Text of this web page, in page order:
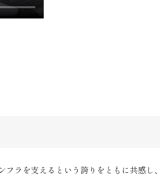
フラを支えるという誇りをともに共感し